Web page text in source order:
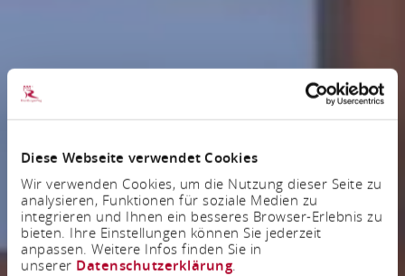
Diese Webseite verwendet Cookies
Wir verwenden Cookies, um die Nutzung dieser Seite zu
analysieren, Funktionen für soziale Medien zu
integrieren und Ihnen ein besseres Browser-Erlebnis zu
bieten. Ihre Einstellungen können Sie jederzeit
anpassen. Weitere Infos finden Sie in
unserer Datenschutzerklärung.